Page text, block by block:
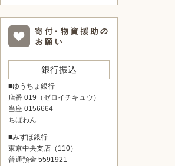
銀行振込
■ゆうちょ銀行
店番 019（ゼロイチキュウ）
当座 0156664
ちばわん
■みずほ銀行
東京中央支店（110）
普通預金 5591921